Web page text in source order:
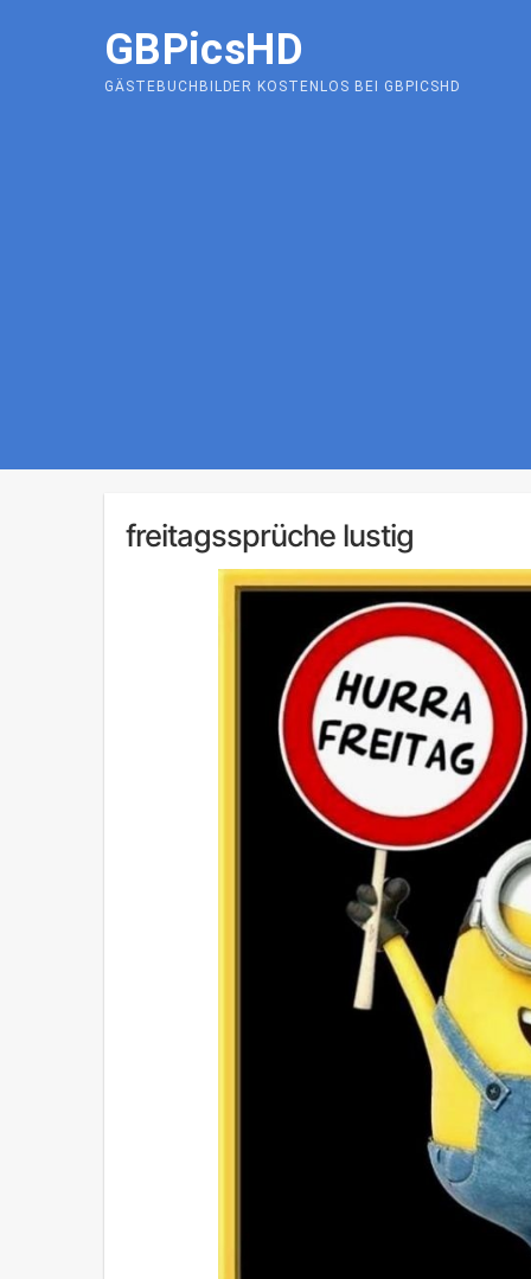
GBPicsHD
GÄSTEBUCHBILDER KOSTENLOS BEI GBPICSHD
freitagssprüche lustig